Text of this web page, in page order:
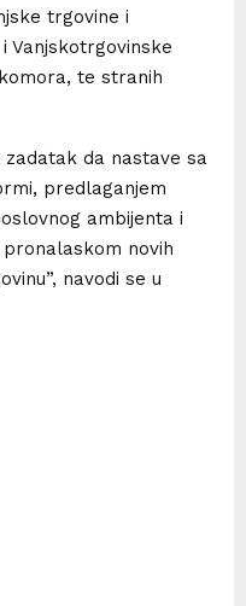
trgovine i
Vanjskotrgovinske
te stranih
zadatak da nastave sa
predlaganjem
ambijenta i
novih
navodi se u